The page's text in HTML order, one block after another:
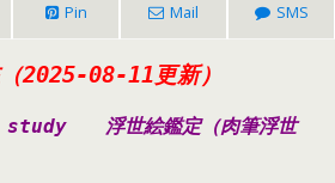
Pin Mail SMS
2025-08-11更新）
e study 浮世絵鑑定（肉筆浮世